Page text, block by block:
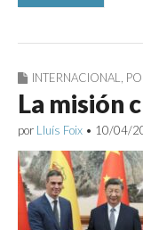
INTERNACIONAL
La misión
por Lluís Foix • 10/04/